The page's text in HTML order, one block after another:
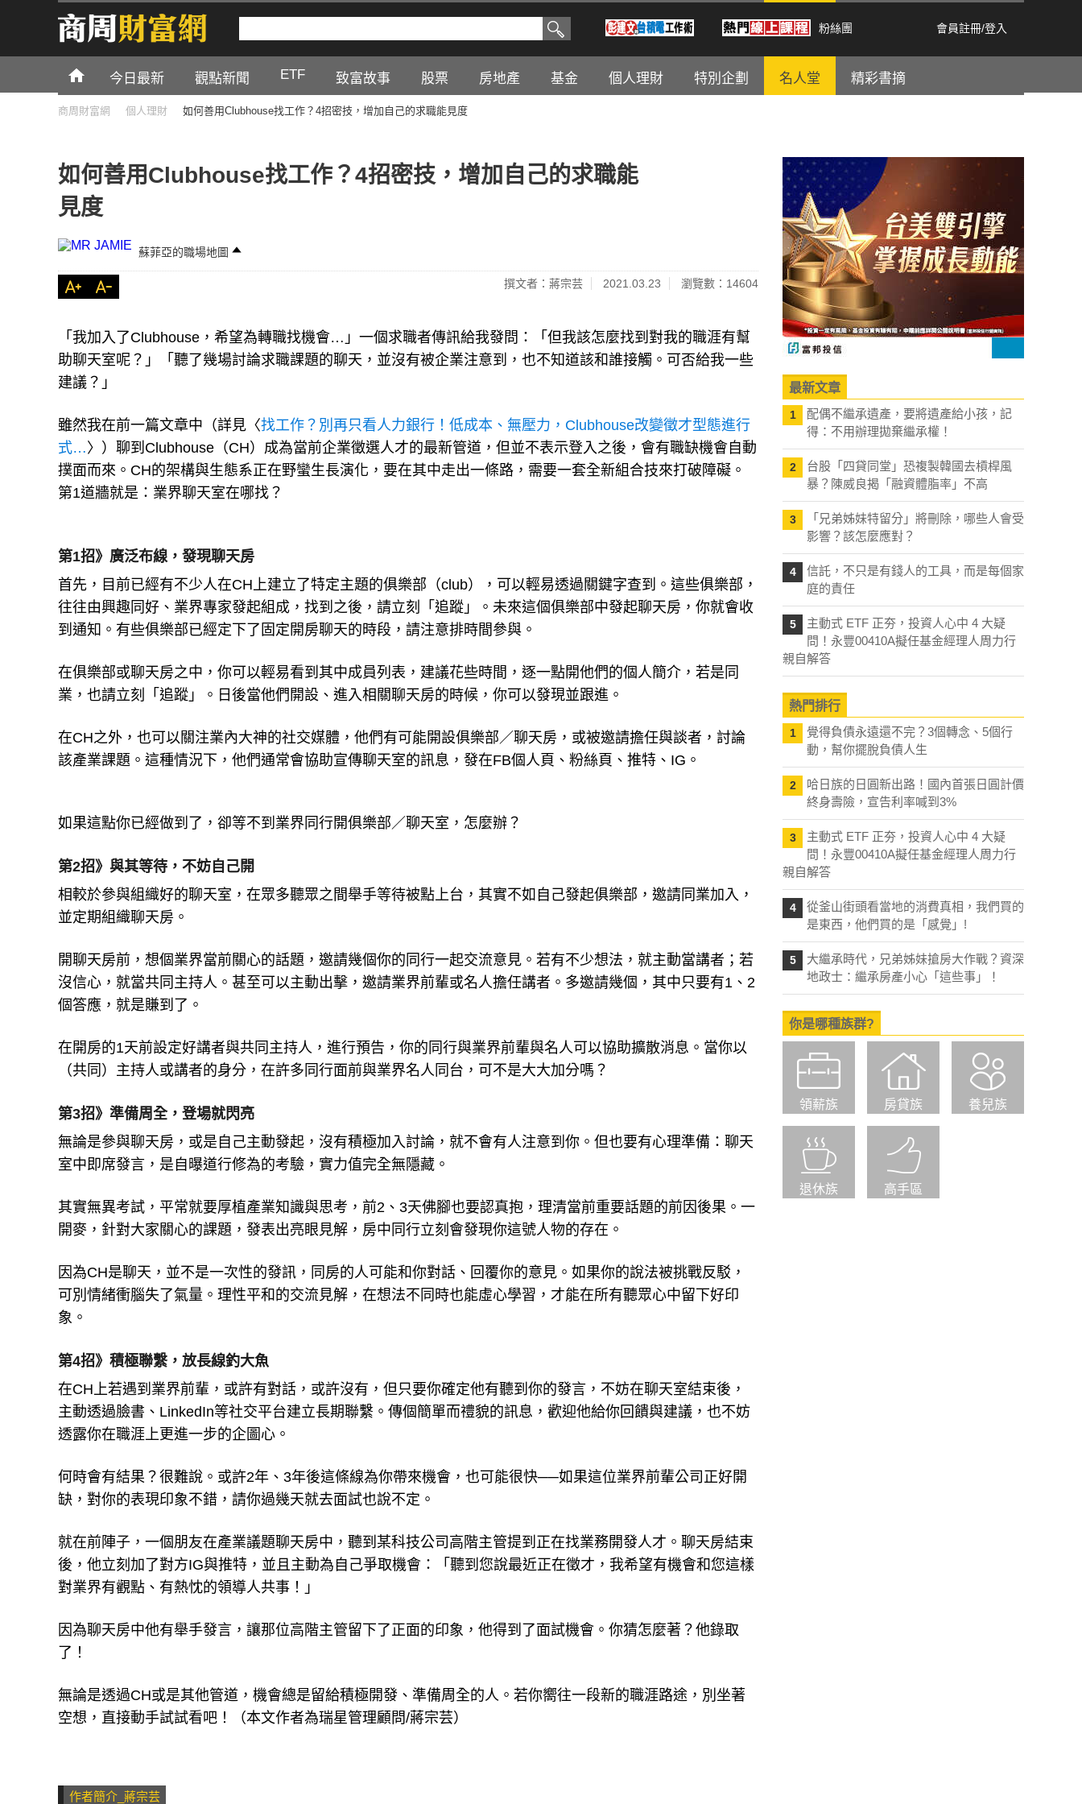
粉絲團 會員註冊/登入
今日最新 觀點新聞 ETF 致富故事 股票 房地產 基金 個人理財 特別企劃 名人堂 精彩書摘
商周財富網 個人理財 如何善用Clubhouse找工作？4招密技，增加自己的求職能見度
如何善用Clubhouse找工作？4招密技，增加自己的求職能
見度
蘇菲亞的職場地圖
撰文者：蔣宗芸 2021.03.23 瀏覽數：14604
「我加入了Clubhouse，希望為轉職找機會…」一個求職者傳訊給我發問：「但我該怎麼找到對我的職涯有幫
助聊天室呢？」「聽了幾場討論求職課題的聊天，並沒有被企業注意到，也不知道該和誰接觸。可否給我一些
建議？」
雖然我在前一篇文章中（詳見〈找工作？別再只看人力銀行！低成本、無壓力，Clubhouse改變徵才型態進行
式… 〉）聊到Clubhouse（CH）成為當前企業徵選人才的最新管道，但並不表示登入之後，會有職缺機會自動
撲面而來。CH的架構與生態系正在野蠻生長演化，要在其中走出一條路，需要一套全新組合技來打破障礙。
第1道牆就是：業界聊天室在哪找？
第1招》廣泛布線，發現聊天房
首先，目前已經有不少人在CH上建立了特定主題的俱樂部（club），可以輕易透過關鍵字查到。這些俱樂部，
往往由興趣同好、業界專家發起組成，找到之後，請立刻「追蹤」。未來這個俱樂部中發起聊天房，你就會收
到通知。有些俱樂部已經定下了固定開房聊天的時段，請注意排時間參與。
在俱樂部或聊天房之中，你可以輕易看到其中成員列表，建議花些時間，逐一點開他們的個人簡介，若是同
業，也請立刻「追蹤」。日後當他們開設、進入相關聊天房的時候，你可以發現並跟進。
在CH之外，也可以關注業內大神的社交媒體，他們有可能開設俱樂部／聊天房，或被邀請擔任與談者，討論
該產業課題。這種情況下，他們通常會協助宣傳聊天室的訊息，發在FB個人頁、粉絲頁、推特、IG。
如果這點你已經做到了，卻等不到業界同行開俱樂部／聊天室，怎麼辦？
第2招》與其等待，不妨自己開
相較於參與組織好的聊天室，在眾多聽眾之間舉手等待被點上台，其實不如自己發起俱樂部，邀請同業加入，
並定期組織聊天房。
開聊天房前，想個業界當前關心的話題，邀請幾個你的同行一起交流意見。若有不少想法，就主動當講者；若
沒信心，就當共同主持人。甚至可以主動出擊，邀請業界前輩或名人擔任講者。多邀請幾個，其中只要有1、2
個答應，就是賺到了。
在開房的1天前設定好講者與共同主持人，進行預告，你的同行與業界前輩與名人可以協助擴散消息。當你以
（共同）主持人或講者的身分，在許多同行面前與業界名人同台，可不是大大加分嗎？
第3招》準備周全，登場就閃亮
無論是參與聊天房，或是自己主動發起，沒有積極加入討論，就不會有人注意到你。但也要有心理準備：聊天
室中即席發言，是自曝道行修為的考驗，實力值完全無隱藏。
其實無異考試，平常就要厚植產業知識與思考，前2、3天佛腳也要認真抱，理清當前重要話題的前因後果。一
開麥，針對大家關心的課題，發表出亮眼見解，房中同行立刻會發現你這號人物的存在。
因為CH是聊天，並不是一次性的發訊，同房的人可能和你對話、回覆你的意見。如果你的說法被挑戰反駁，
可別情緒衝腦失了氣量。理性平和的交流見解，在想法不同時也能虛心學習，才能在所有聽眾心中留下好印
象。
第4招》積極聯繫，放長線釣大魚
在CH上若遇到業界前輩，或許有對話，或許沒有，但只要你確定他有聽到你的發言，不妨在聊天室結束後，
主動透過臉書、LinkedIn等社交平台建立長期聯繫。傳個簡單而禮貌的訊息，歡迎他給你回饋與建議，也不妨
透露你在職涯上更進一步的企圖心。
何時會有結果？很難說。或許2年、3年後這條線為你帶來機會，也可能很快──如果這位業界前輩公司正好開
缺，對你的表現印象不錯，請你過幾天就去面試也說不定。
就在前陣子，一個朋友在產業議題聊天房中，聽到某科技公司高階主管提到正在找業務開發人才。聊天房結束
後，他立刻加了對方IG與推特，並且主動為自己爭取機會：「聽到您說最近正在徵才，我希望有機會和您這樣
對業界有觀點、有熱忱的領導人共事！」
因為聊天房中他有舉手發言，讓那位高階主管留下了正面的印象，他得到了面試機會。你猜怎麼著？他錄取
了！
無論是透過CH或是其他管道，機會總是留給積極開發、準備周全的人。若你嚮往一段新的職涯路途，別坐著
空想，直接動手試試看吧！（本文作者為瑞星管理顧問/蔣宗芸）
作者簡介_蔣宗芸
最新文章
1
配偶不繼承遺產，要將遺產給小孩，記
得：不用辦理拋棄繼承權！
2
台股「四貸同堂」恐複製韓國去槓桿風
暴？陳威良揭「融資體脂率」不高
3
「兄弟姊妹特留分」將刪除，哪些人會受
影響？該怎麼應對？
4
信託，不只是有錢人的工具，而是每個家
庭的責任
5
主動式 ETF 正夯，投資人心中 4 大疑
問！永豐00410A擬任基金經理人周力行
親自解答
熱門排行
1
覺得負債永遠還不完？3個轉念、5個行
動，幫你擺脫負債人生
2
哈日族的日圓新出路！國內首張日圓計價
終身壽險，宣告利率喊到3%
3
主動式 ETF 正夯，投資人心中 4 大疑
問！永豐00410A擬任基金經理人周力行
親自解答
4
從釜山街頭看當地的消費真相，我們買的
是東西，他們買的是「感覺」!
5
大繼承時代，兄弟姊妹搶房大作戰？資深
地政士：繼承房產小心「這些事」！
你是哪種族群?
領薪族 房貸族 養兒族
退休族 高手區